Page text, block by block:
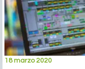
18 marzo 2020